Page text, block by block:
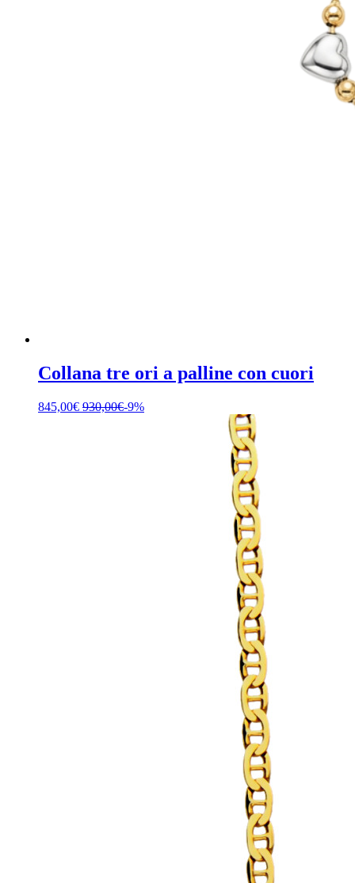
Collana tre ori a palline con cuori
845,00€ 930,00€-9%